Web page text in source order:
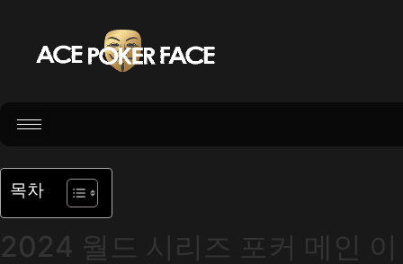
목차
2024 월드 시리즈 포커 메인 이